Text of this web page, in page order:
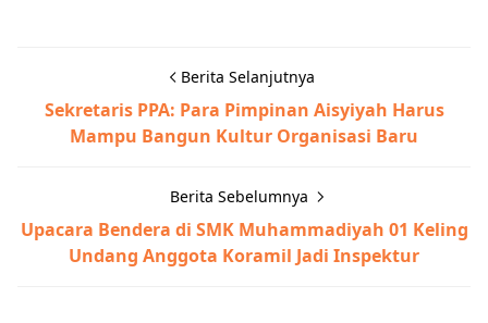
Berita Selanjutnya
Sekretaris PPA: Para Pimpinan Aisyiyah Harus
Mampu Bangun Kultur Organisasi Baru
Berita Sebelumnya
Upacara Bendera di SMK Muhammadiyah 01 Keling
Undang Anggota Koramil Jadi Inspektur